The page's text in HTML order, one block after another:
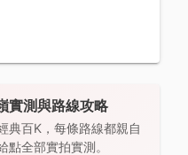
實測與路線攻略
典百K，每條路線都親自
全部實拍實測。